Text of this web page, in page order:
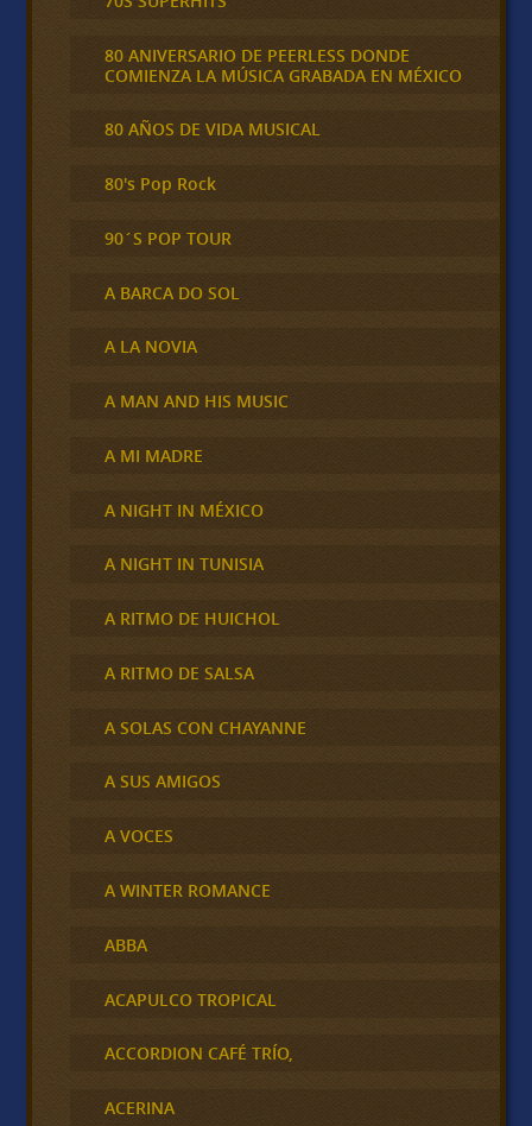
80 ANIVERSARIO DE PEERLESS DONDE
COMIENZA LA MÚSICA GRABADA EN MÉXICO
80 AÑOS DE VIDA MUSICAL
80's Pop Rock
90´S POP TOUR
A BARCA DO SOL
A LA NOVIA
A MAN AND HIS MUSIC
A MI MADRE
A NIGHT IN MÉXICO
A NIGHT IN TUNISIA
A RITMO DE HUICHOL
A RITMO DE SALSA
A SOLAS CON CHAYANNE
A SUS AMIGOS
A VOCES
A WINTER ROMANCE
ABBA
ACAPULCO TROPICAL
ACCORDION CAFÉ TRÍO,
ACERINA